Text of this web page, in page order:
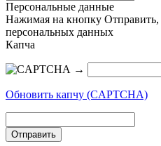
Персональные данные
Нажимая на кнопку Отправить,
персональных данных
Капча
→
Обновить капчу (CAPTCHA)
Отправить